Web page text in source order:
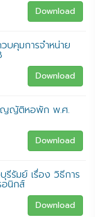
Download
บคุมการจำหน่าย
Download
ญญัติหอพัก พ.ศ.
Download
รีรัมย์ เรื่อง วิธีการ
อนิกส์
Download